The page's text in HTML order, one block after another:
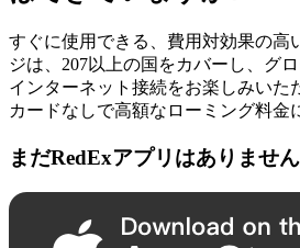
すぐに使用できる、費用対効果の高
ジは、207以上の国をカバーし、グ
インターネット接続をお楽しみいた
カードなしで高額なローミング料金
まだRedExアプリはありませ